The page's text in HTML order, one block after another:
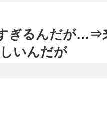
ぎるんだが…⇒
いんだが